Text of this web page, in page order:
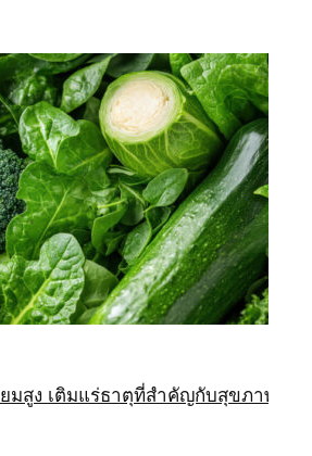
มสูง เติมแร่ธาตุที่สำคัญกับสุขภาพ